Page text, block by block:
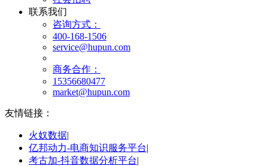
联系我们
咨询方式：
400-168-1506
service@hupun.com
商务合作：
15356680477
market@hupun.com
友情链接：
火奴数据|
亿邦动力-电商知识服务平台|
考古加-抖音数据分析平台|